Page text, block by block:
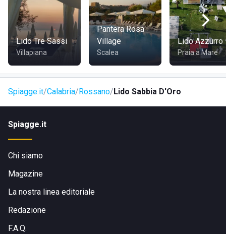
Lido Tre Sassi
Villapiana
Pantera Rosa
Village
Scalea
Lido Azzurro
Praia a Mare
Spiagge.it Calabria Rossano Lido Sabbia D'Oro
Spiagge.it
Chi siamo
Magazine
La nostra linea editoriale
Redazione
F.A.Q.